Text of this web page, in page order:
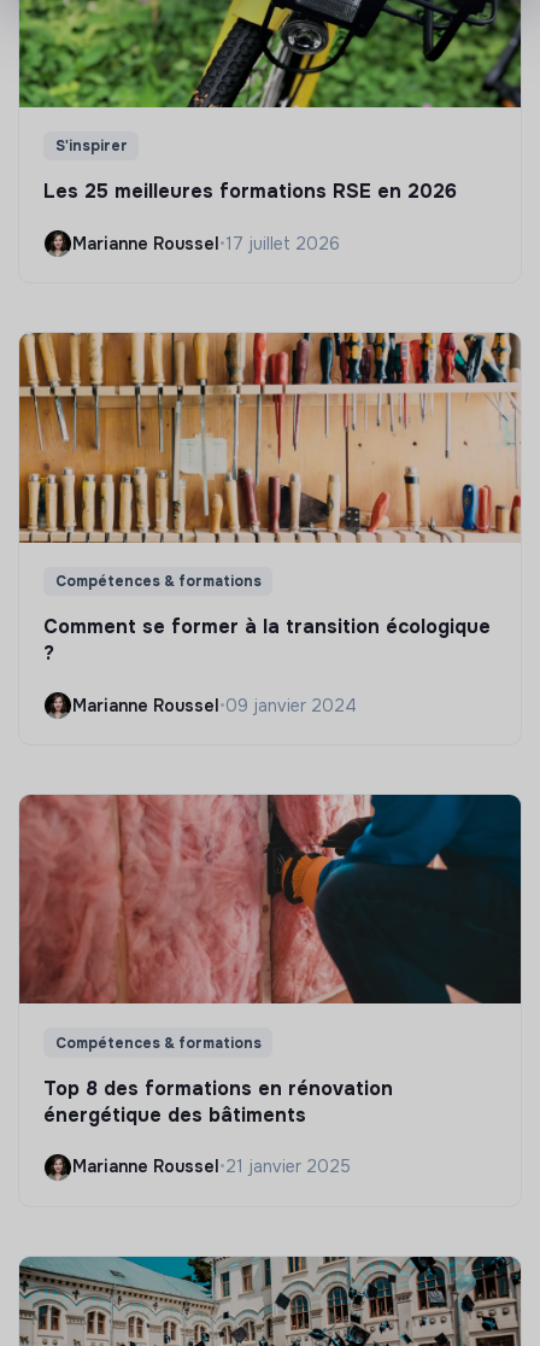
S'inspirer
Les 25 meilleures formations RSE en 2026
Marianne Roussel•17 juillet 2026
Compétences & formations
Comment se former à la transition écologique
?
Marianne Roussel•09 janvier 2024
Compétences & formations
Top 8 des formations en rénovation
énergétique des bâtiments
Marianne Roussel•21 janvier 2025